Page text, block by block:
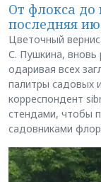
От флокса
последняя
Цветочный
С. Пушкина, вновь
одаривая всех
палитры садовых
корреспондент
стендами, чтобы
садовниками